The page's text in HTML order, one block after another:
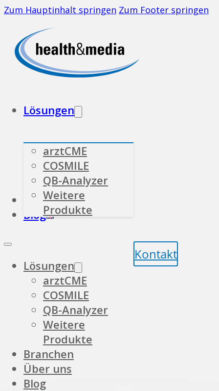
Zum Hauptinhalt springen Zum Footer springen
Lösungen
arztCME
COSMILE
QB-Analyzer
Weitere
Produkte
BranchenÜber uns
Blog
Lösungen
arztCME
COSMILE
QB-Analyzer
Weitere
Produkte
Branchen
Über uns
Blog
Kontakt